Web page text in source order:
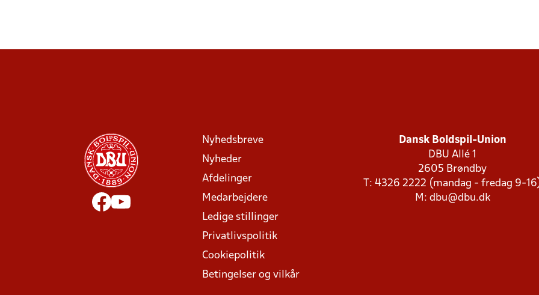
Nyhedsbreve
Nyheder
Afdelinger
Medarbejdere
Ledige stillinger
Privatlivspolitik
Cookiepolitik
Betingelser og vilkår
Dansk Boldspil-Union
DBU Allé 1
2605 Brøndby
T: 4326 2222 (mandag - fredag 9-
M: dbu@dbu.dk